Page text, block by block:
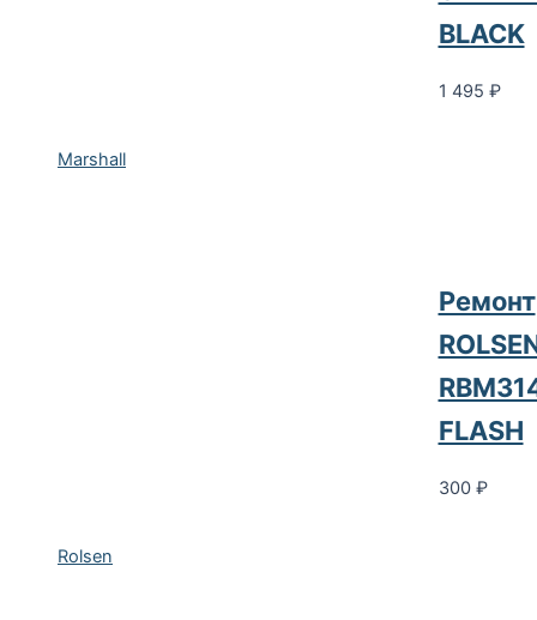
Marshall
BLACK
1 495 ₽
Rolsen
Ремонт
FLASH
300 ₽